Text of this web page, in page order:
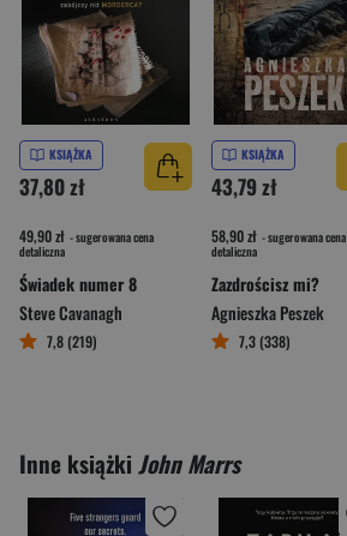
KSIĄŻKA
37,80 zł
49,90 zł - sugerowana cena
detaliczna
Świadek numer 8
Steve Cavanagh
7,8 (219)
KSIĄŻKA
43,79 zł
58,90 zł - sugerowana cena
detaliczna
Zazdrościsz mi?
Agnieszka Peszek
7,3 (338)
Inne książki John Marrs